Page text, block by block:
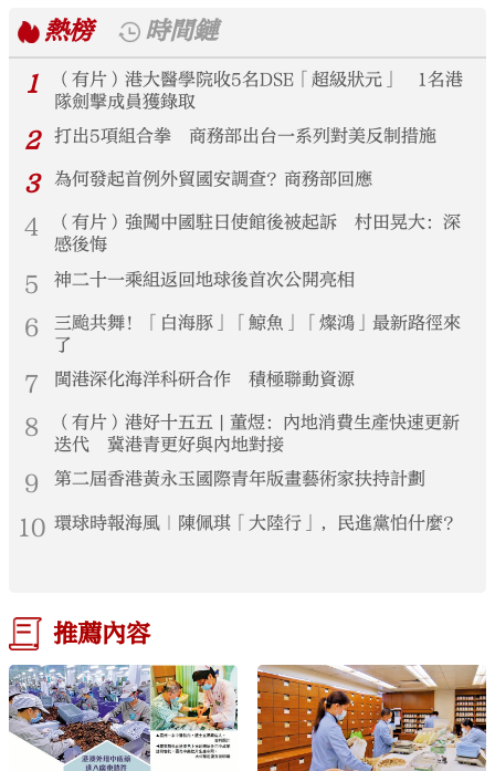
熱榜
時間鏈
1
（有片）港大醫學院收5名DSE「超級狀元」 1名港
隊劍擊成員獲錄取
2 打出5項組合拳 商務部出台一系列對美反制措施
3 為何發起首例外貿國安調查？商務部回應
4
（有片）強闖中國駐日使館後被起訴 村田晃大：深
感後悔
5 神二十一乘組返回地球後首次公開亮相
6
三颱共舞！「白海豚」「鯨魚」「燦鴻」最新路徑來
了
7 閩港深化海洋科研合作 積極聯動資源
8
（有片）港好十五五 | 董煜：內地消費生產快速更新
迭代 冀港青更好與內地對接
9 第二屆香港黃永玉國際青年版畫藝術家扶持計劃
10 環球時報海風｜陳佩琪「大陸行」，民進黨怕什麼？
推薦內容